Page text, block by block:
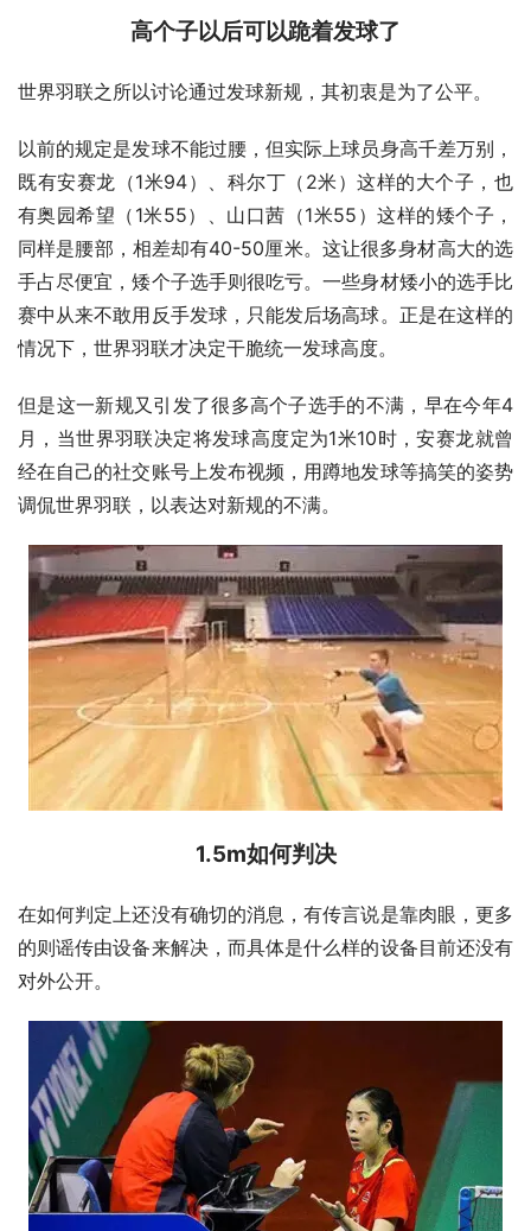
高个子以后可以跪着发球了
世界羽联之所以讨论通过发球新规，其初衷是为了公平。
以前的规定是发球不能过腰，但实际上球员身高千差万别，
既有安赛龙（1米94）、科尔丁（2米）这样的大个子，也
有奥园希望（1米55）、山口茜（1米55）这样的矮个子，
同样是腰部，相差却有40-50厘米。这让很多身材高大的选
手占尽便宜，矮个子选手则很吃亏。一些身材矮小的选手比
赛中从来不敢用反手发球，只能发后场高球。正是在这样的
情况下，世界羽联才决定干脆统一发球高度。
但是这一新规又引发了很多高个子选手的不满，早在今年4
月，当世界羽联决定将发球高度定为1米10时，安赛龙就曾
经在自己的社交账号上发布视频，用蹲地发球等搞笑的姿势
调侃世界羽联，以表达对新规的不满。
1.5m如何判决
在如何判定上还没有确切的消息，有传言说是靠肉眼，更多
的则谣传由设备来解决，而具体是什么样的设备目前还没有
对外公开。